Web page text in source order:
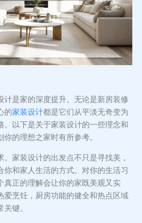
计是家的深度提升。无论是新房装修
的家装设计都是它们从平淡无奇变为
。以下是关于家装设计的一些理念和
的理想之家时有所参考。
家装设计的出发点不只是寻找美，
你和家人生活的方式。对你的生活习
真正的理解会让你的家既美观又实
爱烹饪，厨房功能的健全和热点区域
键。